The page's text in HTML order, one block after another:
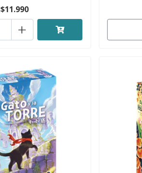
$11.990
+